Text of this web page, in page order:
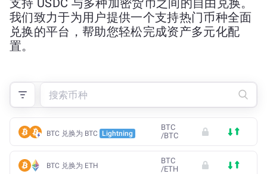
支持 USDC 与多种加密货币之间的自由兑换。
我们致力于为用户提供一个支持热门币种全面
兑换的平台，帮助您轻松完成资产多元化配
置。
BTC 兑换为 BTC Lightning
BTC
/BTC
BTC 兑换为 ETH
BTC
/ETH